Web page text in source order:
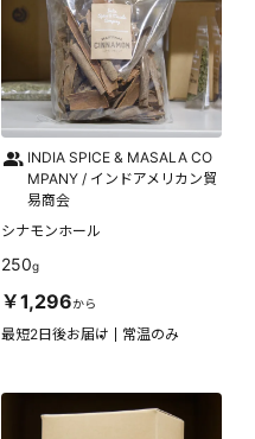
INDIA SPICE & MASALA CO
MPANY / インドアメリカン貿
易商会
シナモンホール
250g
￥1,296から
最短2日後お届け 常温のみ